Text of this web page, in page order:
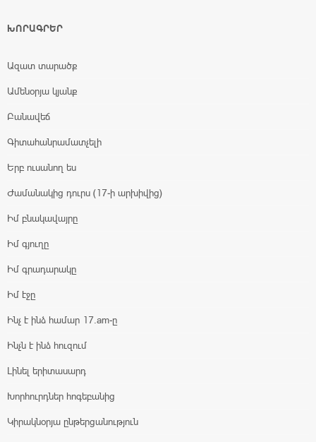
ԽՈՐԱԳՐԵՐ
Ազատ տարածք
Ամենօրյա կյանք
Բանավեճ
Գիտահանրամատչելի
Երբ ուսանող ես
Ժամանակից դուրս (17-ի արխիվից)
Իմ բնակավայրը
Իմ գյուղը
Իմ գրադարակը
Իմ էջը
Ինչ է ինձ համար 17.am-ը
Ինչն է ինձ հուզում
Լինել երիտասարդ
Խորհուրդներ հոգեբանից
Կիրակնօրյա ընթերցանություն